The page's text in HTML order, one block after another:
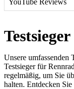
YouTube Reviews
Unsere umfassenden
Testsieger für
regelmäßig, um Sie
halten. Entdecken